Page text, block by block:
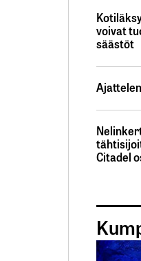
voivat
säästöt
Citadel